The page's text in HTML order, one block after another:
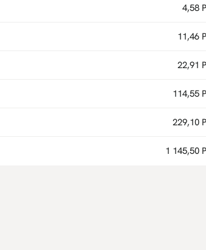
4,58
11,46
22,91
114,55
229,10
1 145,50